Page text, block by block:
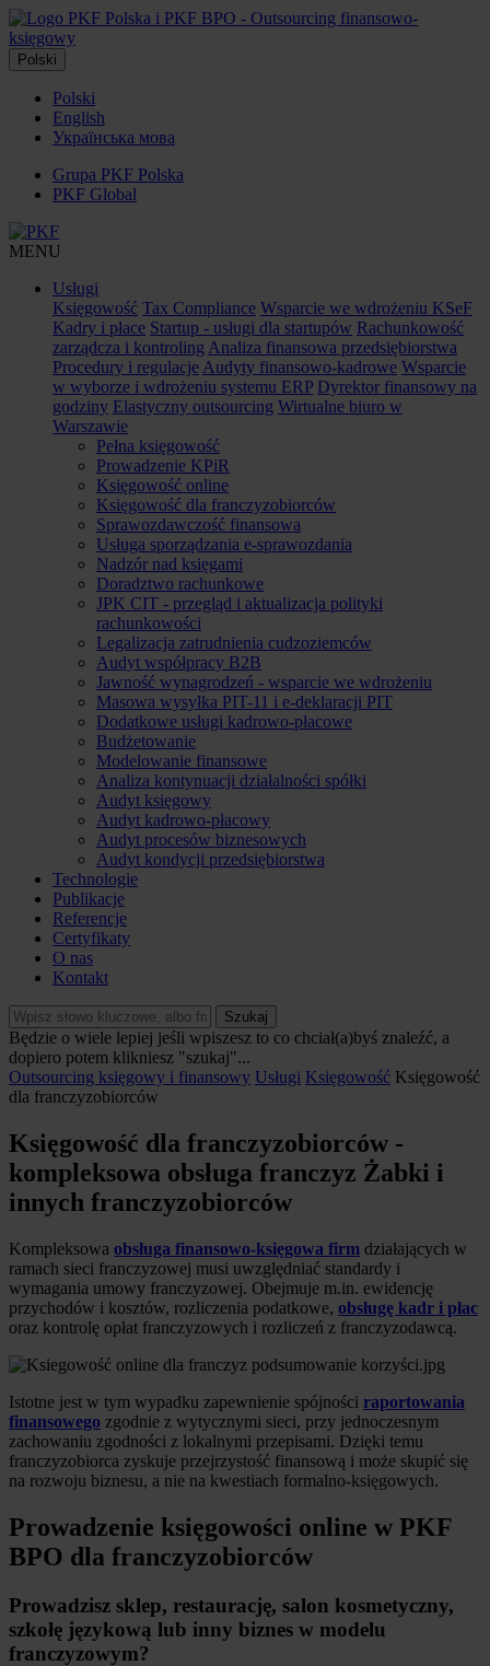
Polski
Polski
English
Українська мова
Grupa PKF Polska
PKF Global
MENU
Usługi
Księgowość Tax Compliance Wsparcie we wdrożeniu KSeF
Kadry i płace Startup - usługi dla startupów Rachunkowość
zarządcza i kontroling Analiza finansowa przedsiębiorstwa
Procedury i regulacje Audyty finansowo-kadrowe Wsparcie
w wyborze i wdrożeniu systemu ERP Dyrektor finansowy na
godziny Elastyczny outsourcing Wirtualne biuro w
Warszawie
Pełna księgowość
Prowadzenie KPiR
Księgowość online
Księgowość dla franczyzobiorców
Sprawozdawczość finansowa
Usługa sporządzania e-sprawozdania
Nadzór nad księgami
Doradztwo rachunkowe
JPK CIT - przegląd i aktualizacja polityki
rachunkowości
Legalizacja zatrudnienia cudzoziemców
Audyt współpracy B2B
Jawność wynagrodzeń - wsparcie we wdrożeniu
Masowa wysyłka PIT-11 i e-deklaracji PIT
Dodatkowe usługi kadrowo-płacowe
Budżetowanie
Modelowanie finansowe
Analiza kontynuacji działalności spółki
Audyt księgowy
Audyt kadrowo-płacowy
Audyt procesów biznesowych
Audyt kondycji przedsiębiorstwa
Technologie
Publikacje
Referencje
Certyfikaty
O nas
Kontakt
Szukaj
Będzie o wiele lepiej jeśli wpiszesz to co chciał(a)byś znaleźć, a
dopiero potem klikniesz "szukaj"...
Outsourcing księgowy i finansowy Usługi Księgowość Księgowość
dla franczyzobiorców
Księgowość dla franczyzobiorców -
kompleksowa obsługa franczyz Żabki i
innych franczyzobiorców
Kompleksowa obsługa finansowo-księgowa firm działających w
ramach sieci franczyzowej musi uwzględniać standardy i
wymagania umowy franczyzowej. Obejmuje m.in. ewidencję
przychodów i kosztów, rozliczenia podatkowe, obsługę kadr i płac
oraz kontrolę opłat franczyzowych i rozliczeń z franczyzodawcą.
Istotne jest w tym wypadku zapewnienie spójności raportowania
finansowego zgodnie z wytycznymi sieci, przy jednoczesnym
zachowaniu zgodności z lokalnymi przepisami. Dzięki temu
franczyzobiorca zyskuje przejrzystość finansową i może skupić się
na rozwoju biznesu, a nie na kwestiach formalno-księgowych.
Prowadzenie księgowości online w PKF
BPO dla franczyzobiorców
Prowadzisz sklep, restaurację, salon kosmetyczny,
szkołę językową lub inny biznes w modelu
franczyzowym?